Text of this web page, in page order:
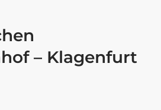
– Klagenfurt